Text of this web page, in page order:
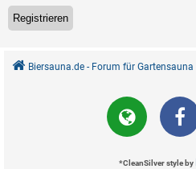
Registrieren
Biersauna.de - Forum für Gartensauna
*CleanSilver style by